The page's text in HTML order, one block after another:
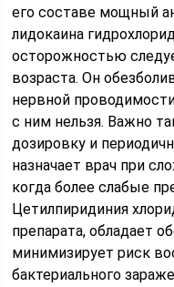
его составе мощный
лидокаина
осторожностью
возраста. Он
нервной
с ним нельзя. Важно
дозировку и
назначает врач при
когда более слабые
Цетилпиридиния
препарата, обладает
минимизирует риск
бактериального